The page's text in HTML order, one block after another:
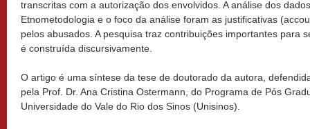
transcritas com a autorização dos envolvidos. A análise dos
Etnometodologia e o foco da análise foram as justificativas
pelos abusados. A pesquisa traz contribuições importantes para
é construída discursivamente.
O artigo é uma síntese da tese de doutorado da autora,
pela Prof. Dr. Ana Cristina Ostermann, do Programa de Pós
Universidade do Vale do Rio dos Sinos (Unisinos).